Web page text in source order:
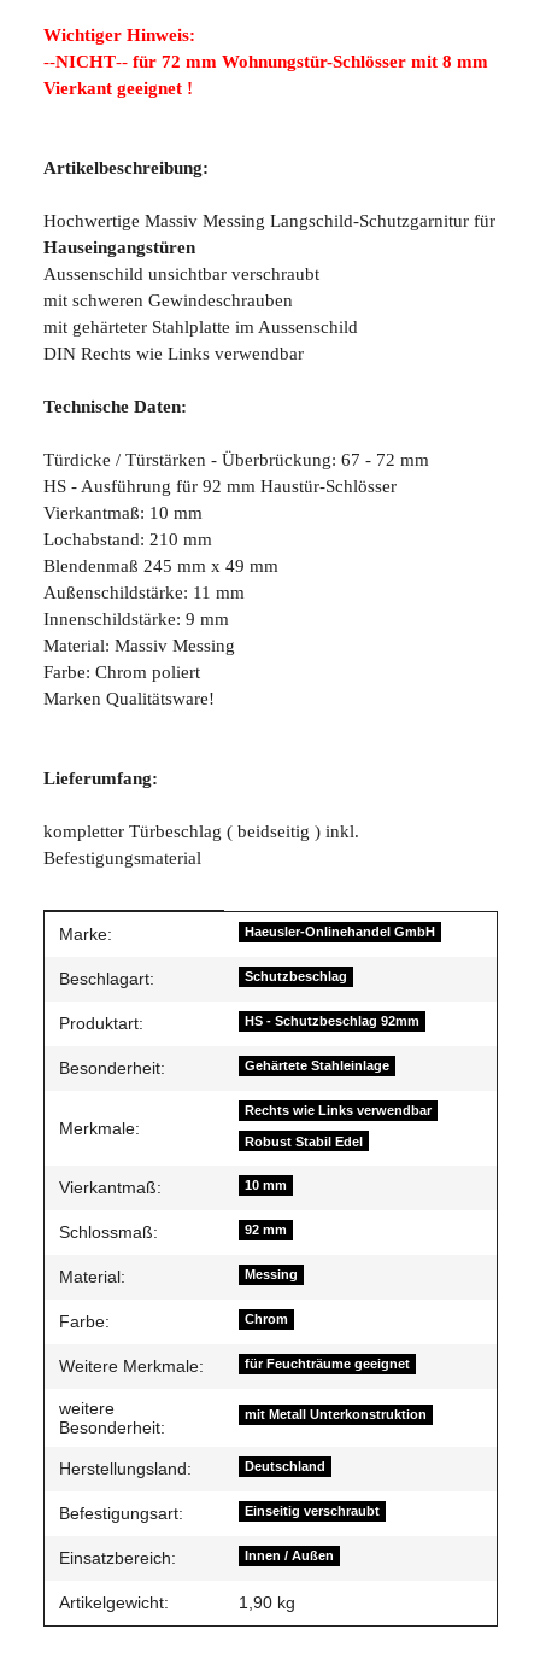
Wichtiger Hinweis:
--NICHT-- für 72 mm Wohnungstür-Schlösser mit 8 mm
Vierkant geeignet !
Artikelbeschreibung:
Hochwertige Massiv Messing Langschild-Schutzgarnitur für
Hauseingangstüren
Aussenschild unsichtbar verschraubt
mit schweren Gewindeschrauben
mit gehärteter Stahlplatte im Aussenschild
DIN Rechts wie Links verwendbar
Technische Daten:
Türdicke / Türstärken - Überbrückung: 67 - 72 mm
HS - Ausführung für 92 mm Haustür-Schlösser
Vierkantmaß: 10 mm
Lochabstand: 210 mm
Blendenmaß 245 mm x 49 mm
Außenschildstärke: 11 mm
Innenschildstärke: 9 mm
Material: Massiv Messing
Farbe: Chrom poliert
Marken Qualitätsware!
Lieferumfang:
kompletter Türbeschlag ( beidseitig ) inkl.
Befestigungsmaterial
Produkteigenschaft
Wert
Marke: Haeusler-Onlinehandel GmbH
Beschlagart: Schutzbeschlag
Produktart: HS - Schutzbeschlag 92mm
Besonderheit: Gehärtete Stahleinlage
Merkmale:
Rechts wie Links verwendbar
Robust Stabil Edel
Vierkantmaß: 10 mm
Schlossmaß: 92 mm
Material: Messing
Farbe: Chrom
Weitere Merkmale: für Feuchträume geeignet
weitere
Besonderheit:
mit Metall Unterkonstruktion
Herstellungsland: Deutschland
Befestigungsart: Einseitig verschraubt
Einsatzbereich: Innen / Außen
Artikelgewicht: 1,90 kg